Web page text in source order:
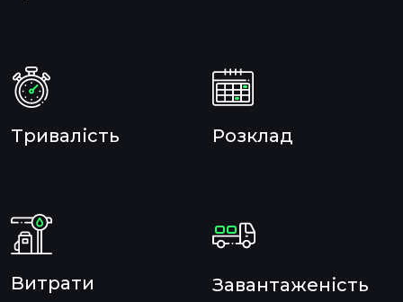
Тривалість Розклад
Витрати Завантаженість